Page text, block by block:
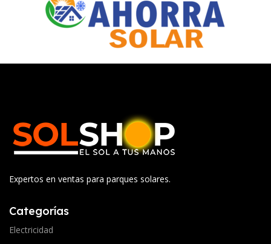
Expertos en ventas para parques solares.
Categorías
Electricidad